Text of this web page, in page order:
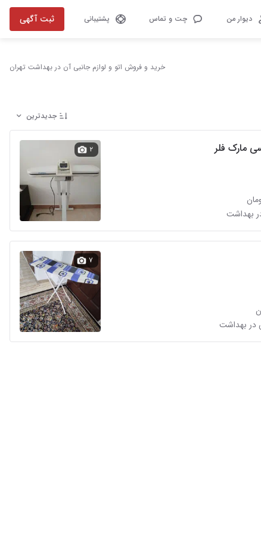
دیوار من چت و تماس پشتیبانی ثبت آگهی
خرید و فروش اتو و لوازم جانبی آن در بهداشت تهران
جدیدترین
مارک فلر
بهداشت
۲
۷